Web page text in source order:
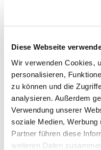
Diese Webseite
Wir verwenden Cookies,
personalisieren,
zu können und die
analysieren. Außerdem
Verwendung unserer
soziale Medien, Werbung
Partner führen diese
weiteren Daten
Sonntag, 28.
Christuskirche,
Hagen